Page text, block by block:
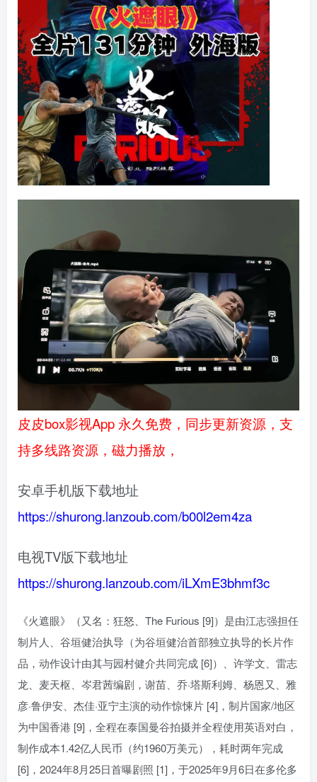
皮皮box影视App 永久免费，同步更新资源，支
持多线路资源，磁力播放，
安卓手机版下载地址
https://shurong.lanzoub.com/b00l2em4za
电视TV版下载地址
https://shurong.lanzoub.com/iLXmE3bhmf3c
《火遮眼》（又名：狂怒、The Furious [9]）是由江志强担任
制片人、谷垣健治执导（为谷垣健治首部独立执导的长片作
品，动作设计由其与园村健介共同完成 [6]）、许学文、雷志
龙、麦天枢、岑君茜编剧，谢苗、乔·塔斯利姆、杨恩又、雅
彦·鲁伊安、杰佳·亚宁主演的动作惊悚片 [4]，制片国家/地区
为中国香港 [9]，全程在泰国曼谷拍摄并全程使用英语对白，
制作成本1.42亿人民币（约1960万美元），耗时两年完成
[6]，2024年8月25日首曝剧照 [1]，于2025年9月6日在多伦多